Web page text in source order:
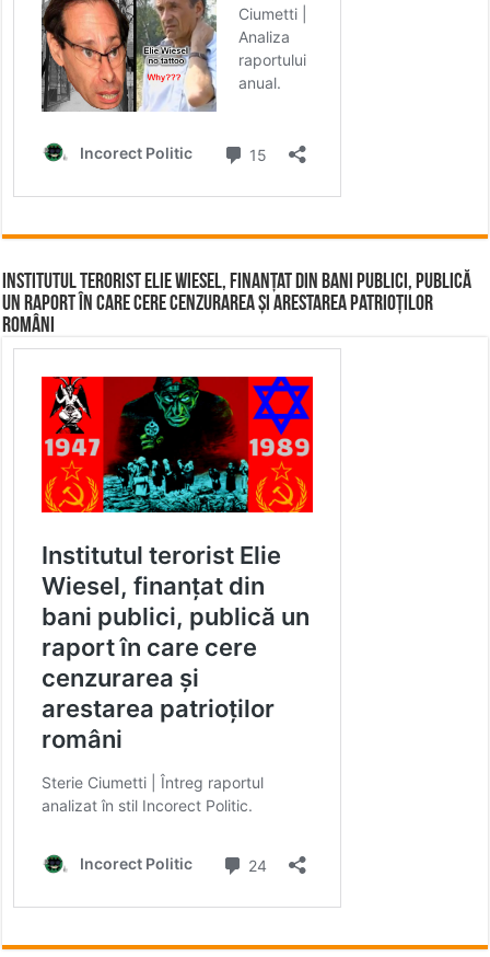
Institutul terorist Elie Wiesel, finanțat din bani publici, publică
un raport în care cere cenzurarea și arestarea patrioților
români